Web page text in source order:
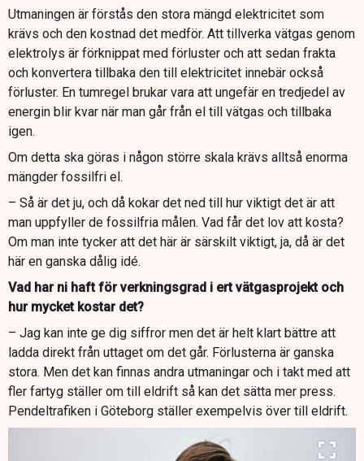
Utmaningen är förstås den stora mängd elektricitet som
krävs och den kostnad det medför. Att tillverka vätgas genom
elektrolys är förknippat med förluster och att sedan frakta
och konvertera tillbaka den till elektricitet innebär också
förluster. En tumregel brukar vara att ungefär en tredjedel av
energin blir kvar när man går från el till vätgas och tillbaka
igen.
Om detta ska göras i någon större skala krävs alltså enorma
mängder fossilfri el.
– Så är det ju, och då kokar det ned till hur viktigt det är att
man uppfyller de fossilfria målen. Vad får det lov att kosta?
Om man inte tycker att det här är särskilt viktigt, ja, då är det
här en ganska dålig idé.
Vad har ni haft för verkningsgrad i ert vätgasprojekt och
hur mycket kostar det?
– Jag kan inte ge dig siffror men det är helt klart bättre att
ladda direkt från uttaget om det går. Förlusterna är ganska
stora. Men det kan finnas andra utmaningar och i takt med att
fler fartyg ställer om till eldrift så kan det sätta mer press.
Pendeltrafiken i Göteborg ställer exempelvis över till eldrift.